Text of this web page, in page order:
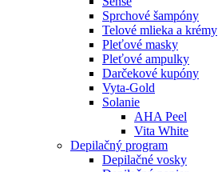
Sprchové šampóny
Telové mlieka a krémy
Pleťové masky
Pleťové ampulky
Darčekové kupóny
Vyta-Gold
Solanie
AHA Peel
Vita White
Depilačný program
Depilačné vosky